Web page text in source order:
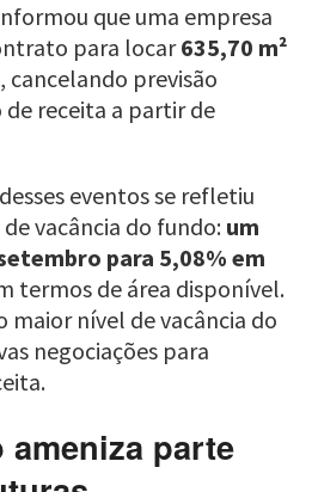
que uma empresa
para locar635,70 m²
cancelando previsão
receita a partir de
eventos se refletiu
vacância do fundo: um
para 5,08% em
termos de área disponível.
maior nível de vacância do
negociações para
ameniza parte